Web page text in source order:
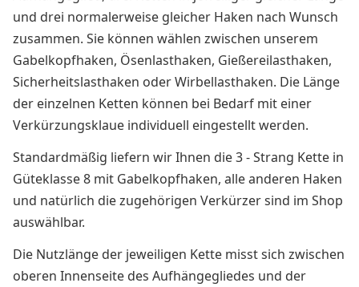
und drei normalerweise gleicher Haken nach Wunsch
zusammen. Sie können wählen zwischen unserem
Gabelkopfhaken, Ösenlasthaken, Gießereilasthaken,
Sicherheitslasthaken oder Wirbellasthaken. Die Länge
der einzelnen Ketten können bei Bedarf mit einer
Verkürzungsklaue individuell eingestellt werden.
Standardmäßig liefern wir Ihnen die 3 - Strang Kette in
Güteklasse 8 mit Gabelkopfhaken, alle anderen Haken
und natürlich die zugehörigen Verkürzer sind im Shop
auswählbar.
Die Nutzlänge der jeweiligen Kette misst sich zwischen
oberen Innenseite des Aufhängegliedes und der